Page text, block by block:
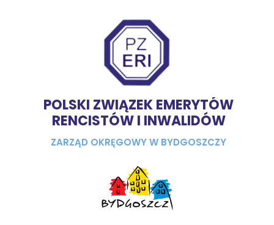
POLSKI ZWIĄZEK EMERYTÓW
RENCISTÓW I INWALIDÓW
ZARZĄD OKRĘGOWY W BYDGOSZCZY